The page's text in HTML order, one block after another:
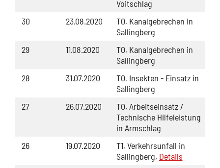
Voitschlag
30
23.08.2020
T0, Kanalgebrechen in
Sallingberg
29
11.08.2020
T0, Kanalgebrechen in
Sallingberg
28
31.07.2020
T0, Insekten - Einsatz in
Sallingberg
27
26.07.2020
T0, Arbeitseinsatz /
Technische Hilfeleistung
in Armschlag
26
19.07.2020
T1, Verkehrsunfall in
Sallingberg, Details